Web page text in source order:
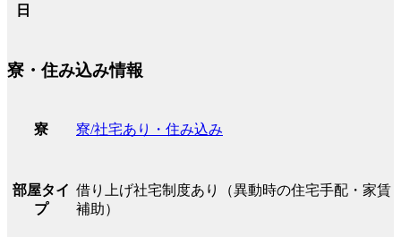
日
寮・住み込み情報
寮 寮/社宅あり・住み込み
部屋タイ
プ
借り上げ社宅制度あり（異動時の住宅手配・家賃
補助）